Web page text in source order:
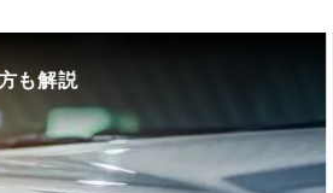
も解説